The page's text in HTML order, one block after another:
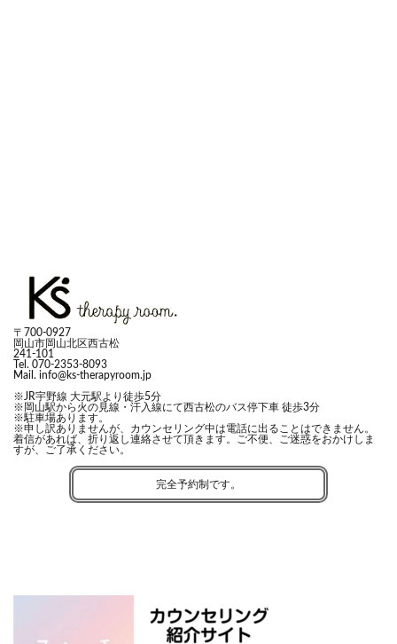
〒700-0927
岡山市岡山北区西古松
241-101
Tel. 070-2353-8093
Mail. info@ks-therapyroom.jp
※JR宇野線 大元駅より徒歩5分
※岡山駅から 火の見線 ・ 汗入線にて西古松のバス停下車 徒歩3分
※駐車場あります。
※申し訳ありませんが、カウンセリング中は電話に出ることはできません。
着信があれば、折り返し連絡させて頂きます。ご不便、ご迷惑をおかけしま
すが、ご了承ください。
完全予約制です。